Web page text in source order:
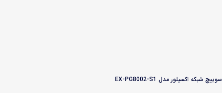
سوییچ شبکه اکسپلور مدل EX-PG8002-S1